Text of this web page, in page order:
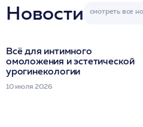
Новости
Всё для интимного
омоложения и эстетической
урогинекологии
10 июля 2026